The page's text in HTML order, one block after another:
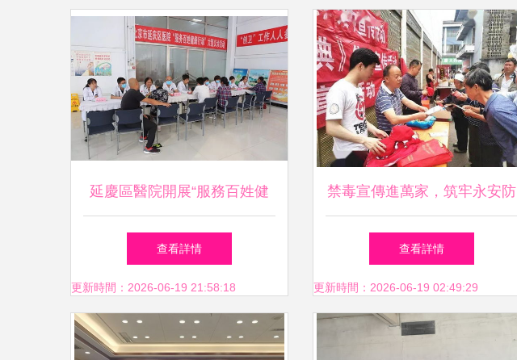
延慶區醫院開展“服務百姓健
康行動”大型義診活動方案與
策劃實踐
查看詳情
更新時間：2026-06-19 21:58:18
禁毒宣傳進萬家，筑牢永安防
護網——永安鎮成功組織大型
禁毒集中宣傳活動
查看詳情
更新時間：2026-06-19 02:49:29